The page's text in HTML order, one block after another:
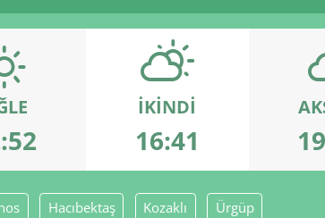
İKINDI
16:41
Hacıbektaş Kozaklı Ürgüp